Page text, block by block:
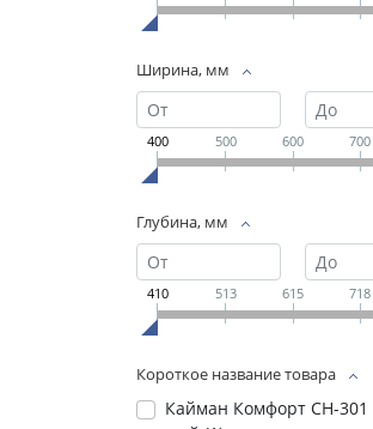
Ширина, мм
400 500 600 700
Глубина, мм
410 513 615 718
Короткое название товара
Кайман Комфорт СН-301